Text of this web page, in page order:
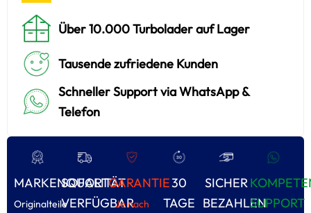
Über 10.000 Turbolader auf Lager
Tausende zufriedene Kunden
Schneller Support via WhatsApp &
Telefon
MARKENQUALITÄT
Originalteile
SOFORT
VERFÜGBAR
GARANTIE
Je nach
30
TAGE
SICHER
BEZAHLENSUPPORT